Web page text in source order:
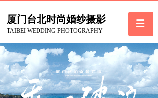
厦门台北时尚婚纱摄影
TAIBEI WEDDING PHOTOGRAPHY